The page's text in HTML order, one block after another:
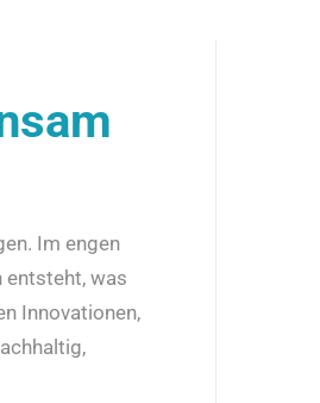
Im engen
entsteht, was
Innovationen,